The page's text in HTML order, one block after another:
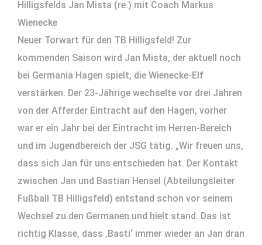
Hilligsfelds Jan Mista (re.) mit Coach Markus
Wienecke
Neuer Torwart für den TB Hilligsfeld! Zur
kommenden Saison wird Jan Mista, der aktuell noch
bei Germania Hagen spielt, die Wienecke-Elf
verstärken. Der 23-Jährige wechselte vor drei Jahren
von der Afferder Eintracht auf den Hagen, vorher
war er ein Jahr bei der Eintracht im Herren-Bereich
und im Jugendbereich der JSG tätig. „Wir freuen uns,
dass sich Jan für uns entschieden hat. Der Kontakt
zwischen Jan und Bastian Hensel (Abteilungsleiter
Fußball TB Hilligsfeld) entstand schon vor seinem
Wechsel zu den Germanen und hielt stand. Das ist
richtig Klasse, dass ‚Basti‘ immer wieder an Jan dran